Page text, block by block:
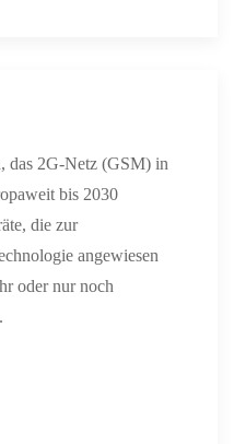
das 2G-Netz (GSM) in
bis 2030
die zur
angewiesen
oder nur noch